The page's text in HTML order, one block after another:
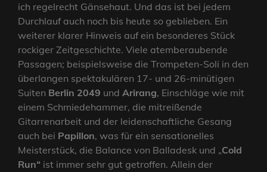
ich regelrecht Gänsehaut. Und das ist bei jedem
Durchlauf auch noch bis heute so geblieben. Ein
weiterer klarer Hinweis auf ein besonderes Stück
rockiger Zeitgeschichte. Viele atemberaubende
Passagen; beispielsweise die Trompeten-Soli in den
überlangen spektakulären 17- und 26-minütigen
Suiten Berlin 2049 und Arirang, Einschläge wie mit
einem Schmiedehammer, die mitreißende
Gitarrenarbeit und der leidenschaftliche Gesang
auch bei Papillon, was für ein sensationelles
Meisterstück, die Balance von Balladesk und „Cold
Run“ ist immer sehr gut getroffen. Allein der